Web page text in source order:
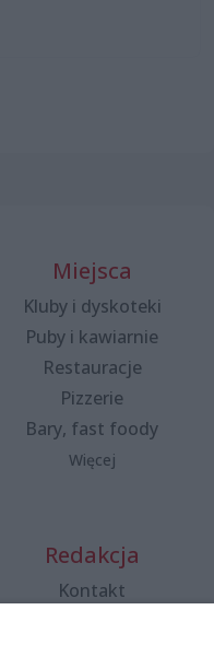
Miejsca
Kluby i dyskoteki
Puby i kawiarnie
Restauracje
Pizzerie
Bary, fast foody
Więcej
Redakcja
Kontakt